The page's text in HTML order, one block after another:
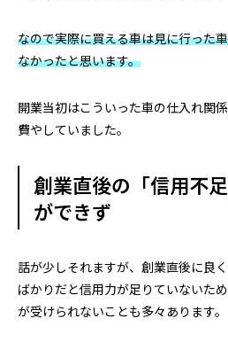
なので実際に買える車は見に行った
なかったと思います。
開業当初はこういった車の仕入れ関
費やしていました。
創業直後の「信用不
ができず
話が少しそれますが、創業直後に良
ばかりだと信用力が足りていないた
が受けられないことも多々あります。